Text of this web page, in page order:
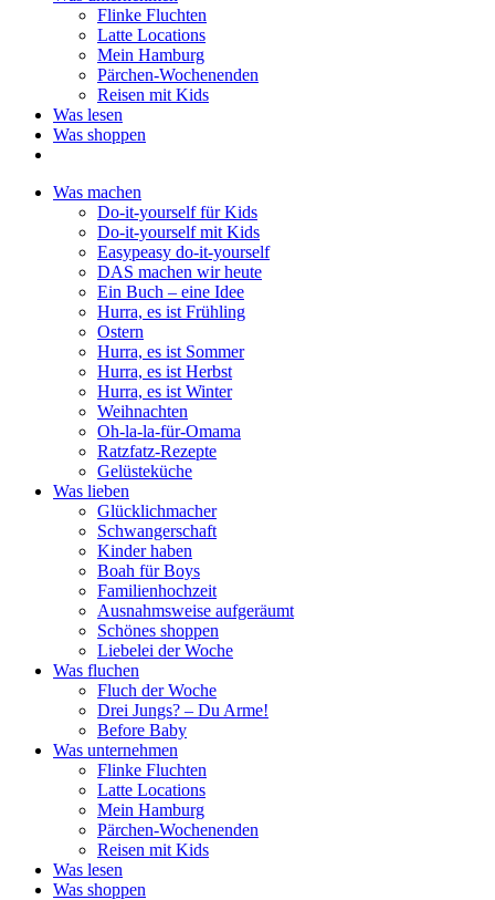
Flinke Fluchten
Latte Locations
Mein Hamburg
Pärchen-Wochenenden
Reisen mit Kids
Was lesen
Was shoppen
Was machen
Do-it-yourself für Kids
Do-it-yourself mit Kids
Easypeasy do-it-yourself
DAS machen wir heute
Ein Buch – eine Idee
Hurra, es ist Frühling
Ostern
Hurra, es ist Sommer
Hurra, es ist Herbst
Hurra, es ist Winter
Weihnachten
Oh-la-la-für-Omama
Ratzfatz-Rezepte
Gelüsteküche
Was lieben
Glücklichmacher
Schwangerschaft
Kinder haben
Boah für Boys
Familienhochzeit
Ausnahmsweise aufgeräumt
Schönes shoppen
Liebelei der Woche
Was fluchen
Fluch der Woche
Drei Jungs? – Du Arme!
Before Baby
Was unternehmen
Flinke Fluchten
Latte Locations
Mein Hamburg
Pärchen-Wochenenden
Reisen mit Kids
Was lesen
Was shoppen